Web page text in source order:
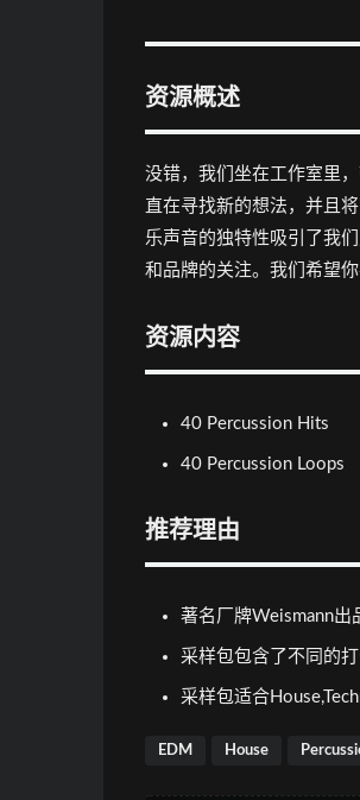
资源概述
没错，我们坐在工作室里
直在寻找新的想法，并且
乐声音的独特性吸引了我
和品牌的关注。我们希望
资源内容
40 Percussion Hits
40 Percussion Loops
推荐理由
著名厂牌Weismann出
采样包包含了不同的
采样包适合
EDM House